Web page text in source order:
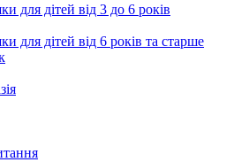
для дітей від 3 до 6 років
для дітей від 6 років та старше